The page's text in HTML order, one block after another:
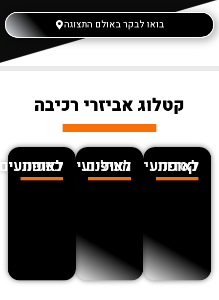
בואו לבקר באולם התצוגה
קטלוג אביזרי רכיבה
לאופנועיםמעילים לאופנועיםכפפות לאופנועים